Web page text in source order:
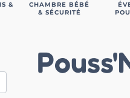
&
CHAMBRE BÉBÉ
& SÉCURITÉ